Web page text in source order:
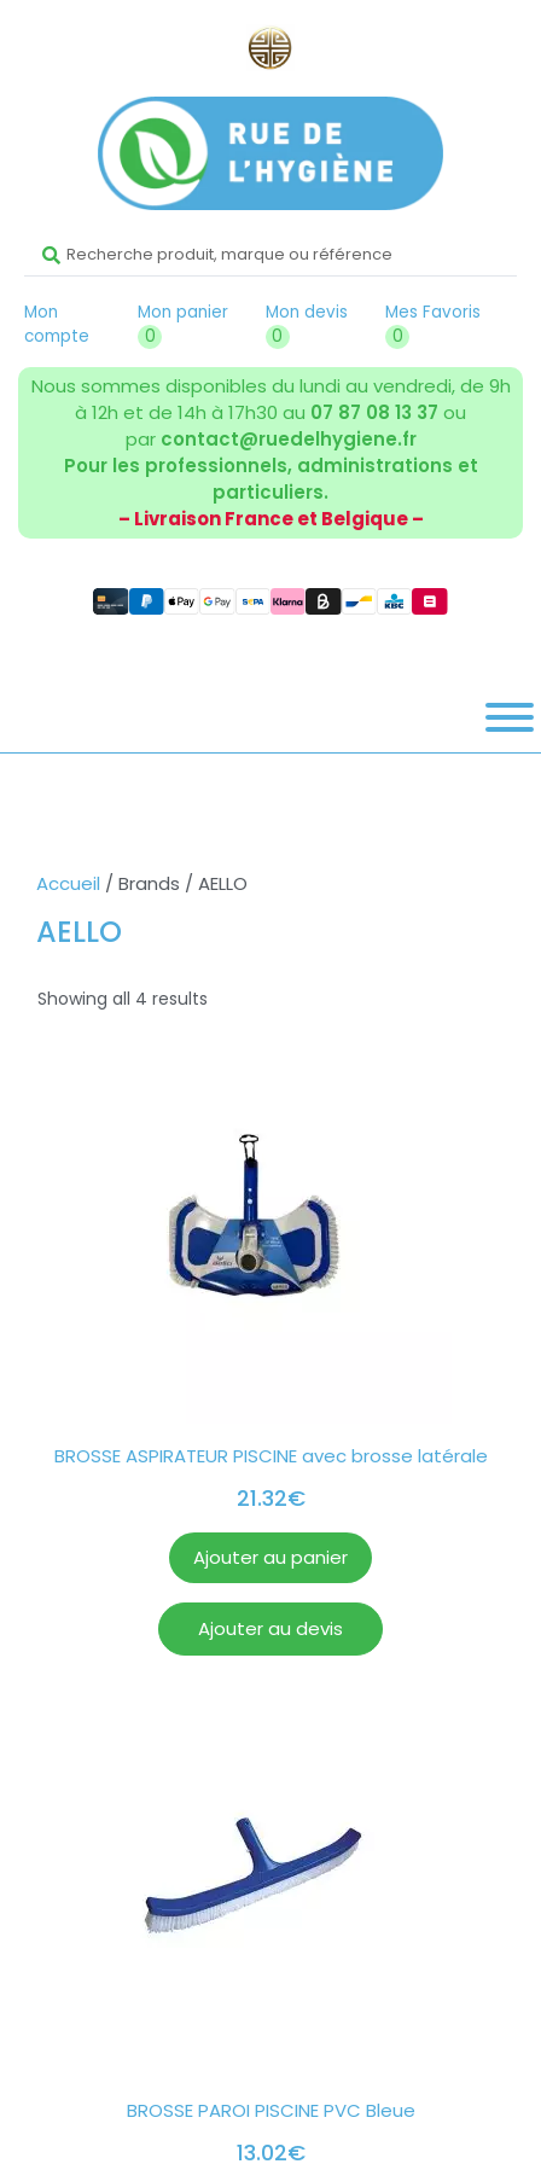
Mon
compte
Mon panier
0
Mon devis
0
Mes Favoris
0
Nous sommes disponibles du lundi au vendredi, de 9h
à 12h et de 14h à 17h30 au 07 87 08 13 37 ou
par contact@ruedelhygiene.fr
Pour les professionnels, administrations et
particuliers.
– Livraison France et Belgique –
Accueil / Brands / AELLO
AELLO
Showing all 4 results
BROSSE ASPIRATEUR PISCINE avec brosse latérale
21.32€
Ajouter au panier
Ajouter au devis
BROSSE PAROI PISCINE PVC Bleue
13.02€